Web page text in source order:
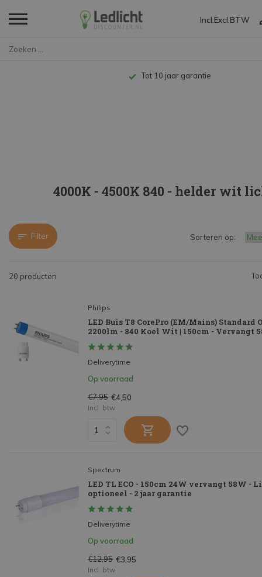
Incl. Excl. BTW
Tot 10 jaar garantie
4000K - 4500K 840 - helder wit
Filter
20 producten
Sorteren op:
Philips
LED Buis T8 CorePro (EM/Mains) Standard
2200lm - 840 Koel Wit | 150cm - Vervangt
Deliverytime
Op voorraad
€7,95 €4,50
Incl. btw
Spectrum
LED TL ECO - 150cm 24W vervangt 58W -
optioneel - 2 jaar garantie
Deliverytime
Op voorraad
€12,95 €3,95
Incl. btw